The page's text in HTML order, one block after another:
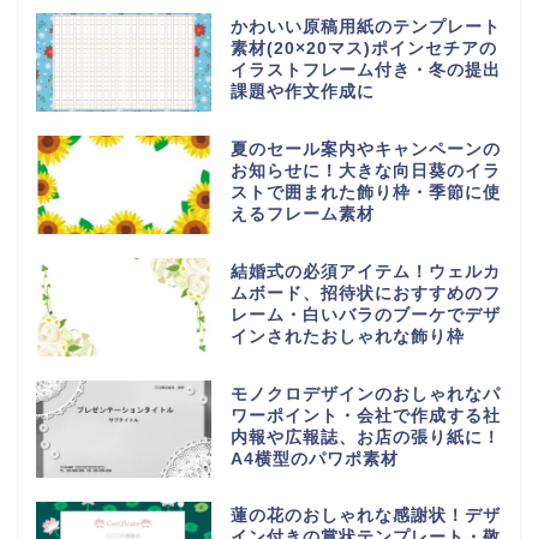
かわいい原稿用紙のテンプレート
素材(20×20マス)ポインセチアの
イラストフレーム付き・冬の提出
課題や作文作成に
夏のセール案内やキャンペーンの
お知らせに！大きな向日葵のイラ
ストで囲まれた飾り枠・季節に使
えるフレーム素材
結婚式の必須アイテム！ウェルカ
ムボード、招待状におすすめのフ
レーム・白いバラのブーケでデザ
インされたおしゃれな飾り枠
モノクロデザインのおしゃれなパ
ワーポイント・会社で作成する社
内報や広報誌、お店の張り紙に！
A4横型のパワポ素材
蓮の花のおしゃれな感謝状！デザ